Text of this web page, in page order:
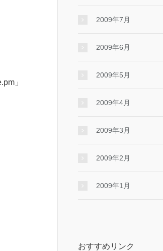
」
2009年7月
2009年6月
2009年5月
2009年4月
2009年3月
2009年2月
2009年1月
おすすめリンク